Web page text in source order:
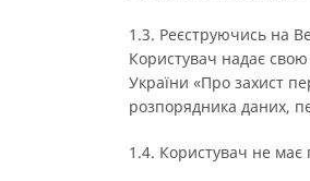
1.3. Реєструючись на
Користувач надає
України «Про захист
розпорядника даних,
1.4. Користувач не має